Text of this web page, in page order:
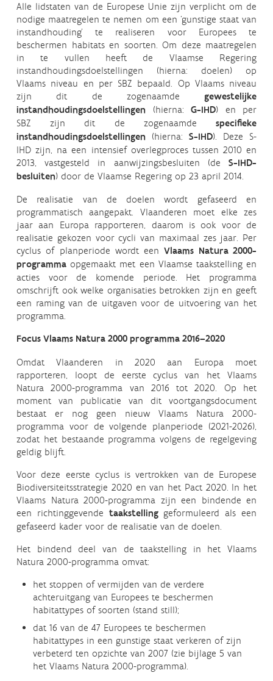
Alle lidstaten van de Europese Unie zijn verplicht om de
nodige maatregelen te nemen om een ‘gunstige staat van
instandhouding’ te realiseren voor Europees te
beschermen habitats en soorten. Om deze maatregelen
in te vullen heeft de Vlaamse Regering
instandhoudingsdoelstellingen (hierna: doelen) op
Vlaams niveau en per SBZ bepaald. Op Vlaams niveau
zijn dit de zogenaamde gewestelijke
instandhoudingsdoelstellingen (hierna: G-IHD) en per
SBZ zijn dit de zogenaamde specifieke
instandhoudingsdoelstellingen (hierna: S-IHD). Deze S-
IHD zijn, na een intensief overlegproces tussen 2010 en
2013, vastgesteld in aanwijzingsbesluiten (de S-IHD-
besluiten) door de Vlaamse Regering op 23 april 2014.
De realisatie van de doelen wordt gefaseerd en
programmatisch aangepakt. Vlaanderen moet elke zes
jaar aan Europa rapporteren, daarom is ook voor de
realisatie gekozen voor cycli van maximaal zes jaar. Per
cyclus of planperiode wordt eenVlaams Natura 2000-
programma opgemaakt met een Vlaamse taakstelling en
acties voor de komende periode. Het programma
omschrijft ook welke organisaties betrokken zijn en geeft
een raming van de uitgaven voor de uitvoering van het
programma.
Focus Vlaams Natura 2000 programma 2016–2020
Omdat Vlaanderen in 2020 aan Europa moet
rapporteren, loopt de eerste cyclus van het Vlaams
Natura 2000-programma van 2016 tot 2020. Op het
moment van publicatie van dit voortgangsdocument
bestaat er nog geen nieuw Vlaams Natura 2000-
programma voor de volgende planperiode (2021-2026),
zodat het bestaande programma volgens de regelgeving
geldig blijft.
Voor deze eerste cyclus is vertrokken van de Europese
Biodiversiteitsstrategie 2020 en van het Pact 2020. In het
Vlaams Natura 2000-programma zijn een bindende en
een richtinggevende taakstellinggeformuleerd als een
gefaseerd kader voor de realisatie van de doelen.
Het bindend deel van de taakstelling in het Vlaams
Natura 2000-programma omvat:
het stoppen of vermijden van de verdere
achteruitgang van Europees te beschermen
habitattypes of soorten (stand still);
dat 16 van de 47 Europees te beschermen
habitattypes in een gunstige staat verkeren of zijn
verbeterd ten opzichte van 2007 (zie bijlage 5 van
het Vlaams Natura 2000-programma).